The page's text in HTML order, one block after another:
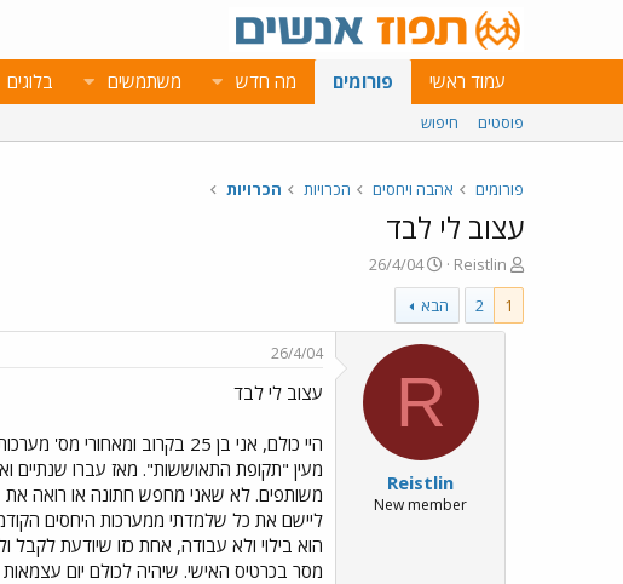
עמוד ראשי פורומים מה חדש משתמשים בלוגים
פוסטים חיפוש
פורומים אהבה ויחסים הכרויות הכרויות
עצוב לי לבד
פ
ו
ת
ח
Reistlin
פ
ו
ר
ס
ם
א
י
ך
26/4/04
1
2 הבא
R
Reistlin
New member
26/4/04
עצוב לי לבד
היי כולם, אני בן 25 בקרוב
מעין "תקופת התאוששות". מאז עברו שנתיים
משותפים. לא שאני מחפש חתונה או רואה את
ליישם את כל שלמדתי ממערכות היחסים
הוא בילוי ולא עבודה, אחת כזו שיודעת
מסר בכרטיס האישי. שיהיה לכולם יום